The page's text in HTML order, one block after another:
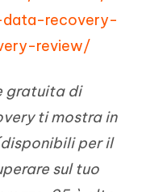
recovery-
review/
gratuita di
ti mostra in
per il
sul tuo